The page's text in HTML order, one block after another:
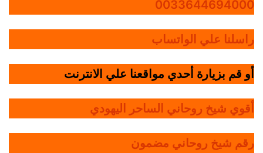
0033644694000
راسلنا علي الواتساب
أو قم بزيارة أحدي مواقعنا علي الانترنت
أقوي شيخ روحاني الساحر اليهودي
رقم شيخ روحاني مضمون